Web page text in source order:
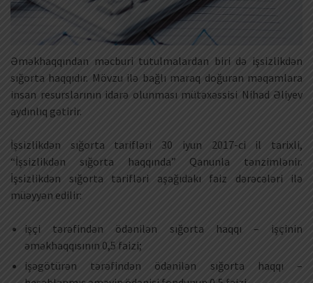
Əməkhaqqından məcburi tutulmalardan biri də işsizlikdən
sığorta haqqıdır. Mövzu ilə bağlı maraq doğuran məqamlara
insan resurslarının idarə olunması mütəxəssisi Nihad Əliyev
aydınlıq gətirir.
İşsizlikdən sığorta tarifləri 30 iyun 2017-ci il tarixli,
“İşsizlikdən sığorta haqqında” Qanunla tənzimlənir.
İşsizlikdən sığorta tarifləri aşağıdakı faiz dərəcələri ilə
müəyyən edilir:
işçi tərəfindən ödənilən sığorta haqqı – işçinin
əməkhaqqısının 0,5 faizi;
işəgötürən tərəfindən ödənilən sığorta haqqı –